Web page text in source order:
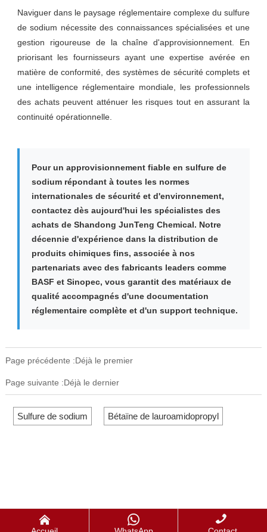
Naviguer dans le paysage réglementaire complexe du sulfure
de sodium nécessite des connaissances spécialisées et une
gestion rigoureuse de la chaîne d'approvisionnement. En
priorisant les fournisseurs ayant une expertise avérée en
matière de conformité, des systèmes de sécurité complets et
une intelligence réglementaire mondiale, les professionnels
des achats peuvent atténuer les risques tout en assurant la
continuité opérationnelle.
Pour un approvisionnement fiable en sulfure de
sodium répondant à toutes les normes
internationales de sécurité et d'environnement,
contactez dès aujourd'hui les spécialistes des
achats de Shandong JunTeng Chemical. Notre
décennie d'expérience dans la distribution de
produits chimiques fins, associée à nos
partenariats avec des fabricants leaders comme
BASF et Sinopec, vous garantit des matériaux de
qualité accompagnés d'une documentation
réglementaire complète et d'un support technique.
Page précédente :Déjà le premier
Page suivante :Déjà le dernier
Sulfure de sodium Bétaïne de lauroamidopropyl
  